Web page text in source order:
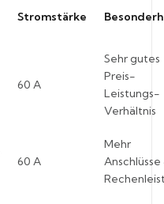
Stromstärke
60 A
Sehr gutes
Preis-
Leistungs-
Verhältnis
60 A
Mehr
Anschlüsse